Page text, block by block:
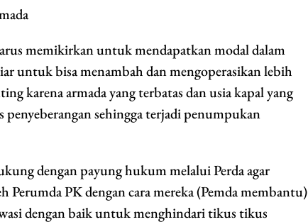
memikirkan untuk mendapatkan modal dalam
untuk bisa menambah dan mengoperasikan lebih
karena armada yang terbatas dan usia kapal yang
penyeberangan sehingga terjadi penumpukan
dengan payung hukum melalui Perda agar
Perumda PK dengan cara mereka (Pemda membantu)
dengan baik untuk menghindari tikus tikus